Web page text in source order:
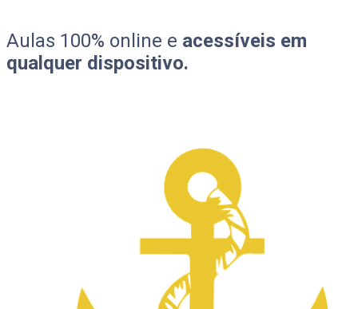
Aulas 100% online e acessíveis em
qualquer dispositivo.